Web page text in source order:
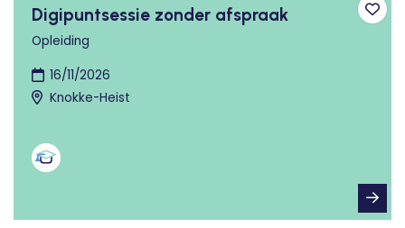
Digipuntsessie zonder afspraak
Opleiding
16/11/2026
Knokke-Heist